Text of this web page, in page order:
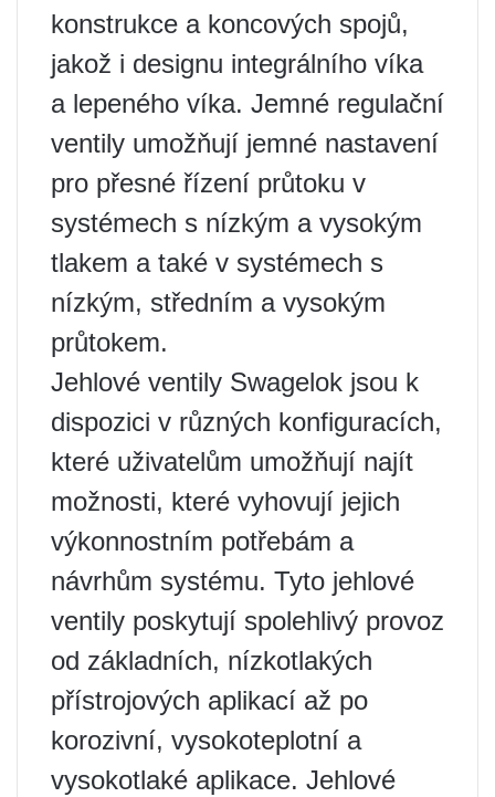
konstrukce a koncových spojů,
jakož i designu integrálního víka
a lepeného víka. Jemné regulační
ventily umožňují jemné nastavení
pro přesné řízení průtoku v
systémech s nízkým a vysokým
tlakem a také v systémech s
nízkým, středním a vysokým
průtokem.
Jehlové ventily Swagelok jsou k
dispozici v různých konfiguracích,
které uživatelům umožňují najít
možnosti, které vyhovují jejich
výkonnostním potřebám a
návrhům systému. Tyto jehlové
ventily poskytují spolehlivý provoz
od základních, nízkotlakých
přístrojových aplikací až po
korozivní, vysokoteplotní a
vysokotlaké aplikace. Jehlové